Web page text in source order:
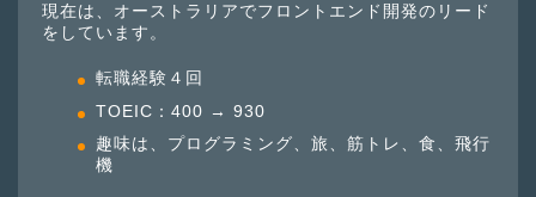
現在は、オーストラリアでフロントエンド開発のリード
をしています。
転職経験４回
TOEIC：400 → 930
趣味は、プログラミング、旅、筋トレ、食、飛行
機